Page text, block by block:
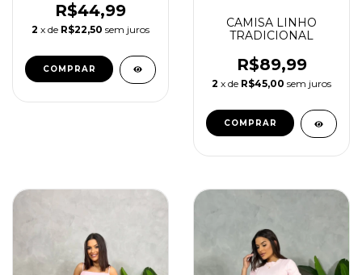
R$44,99
2 x de R$22,50 sem juros
COMPRAR
CAMISA LINHO
TRADICIONAL
R$89,99
2 x de R$45,00 sem juros
COMPRAR